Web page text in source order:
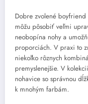
Dobre zvolené
môžu pôsobiť veľmi
neobopína nohy a
proporciách. V praxi to
niekoľko rôznych
premyslenejšie. V
nohavice so správnou
k mnohým farbám.